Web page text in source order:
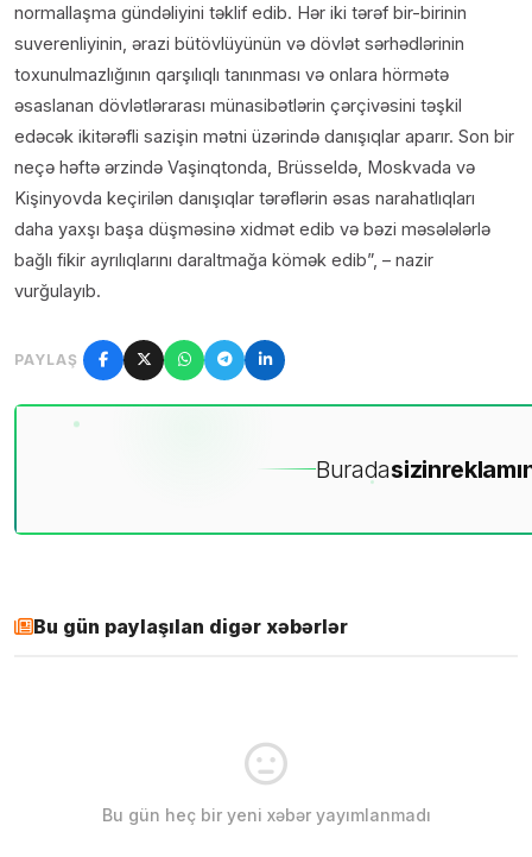
normallaşma gündəliyini təklif edib. Hər iki tərəf bir-birinin
suverenliyinin, ərazi bütövlüyünün və dövlət sərhədlərinin
toxunulmazlığının qarşılıqlı tanınması və onlara hörmətə
əsaslanan dövlətlərarası münasibətlərin çərçivəsini təşkil
edəcək ikitərəfli sazişin mətni üzərində danışıqlar aparır. Son bir
neçə həftə ərzində Vaşinqtonda, Brüsseldə, Moskvada və
Kişinyovda keçirilən danışıqlar tərəflərin əsas narahatlıqları
daha yaxşı başa düşməsinə xidmət edib və bəzi məsələlərlə
bağlı fikir ayrılıqlarını daraltmağa kömək edib”, – nazir
vurğulayıb.
PAYLAŞ
Buradasizin
Bu gün paylaşılan digər xəbərlər
Bu gün heç bir yeni xəbər yayımlanmadı